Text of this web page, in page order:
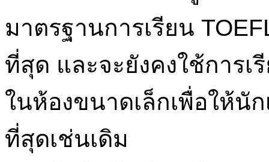
มาตรฐานการเรียน
ที่สุด และจะยังคงใช้การเ
ในห้องขนาดเล็กเพื่อให้นั
ที่สุดเช่นเดิม